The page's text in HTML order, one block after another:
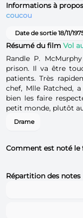
Informations à
coucou
Date de sortie 18/11/
Résumé du film Vol
Randle P.
prison. Il va être
patients. Très
chef, Mlle Ratched,
bien les faire
petit monde, plutôt
Drame
Comment est noté le
Répartition des notes